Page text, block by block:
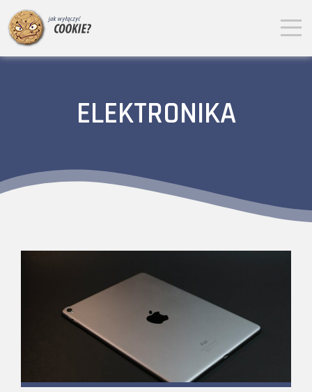
ELEKTRONIKA